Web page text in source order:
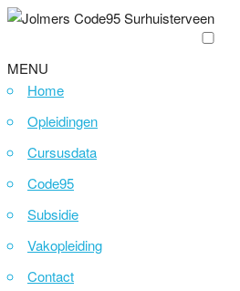
MENU
Home
Opleidingen
Cursusdata
Code95
Subsidie
Vakopleiding
Contact